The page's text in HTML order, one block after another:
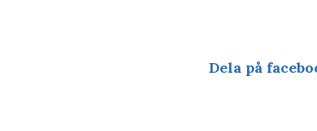
Dela på